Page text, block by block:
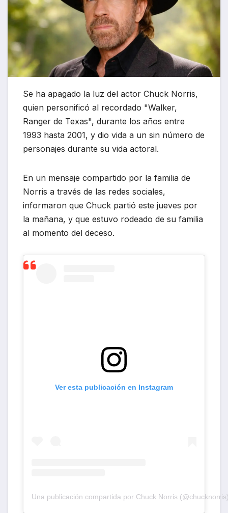
Se ha apagado la luz del actor Chuck Norris,
quien personificó al recordado "Walker,
Ranger de Texas", durante los años entre
1993 hasta 2001, y dio vida a un sin número de
personajes durante su vida actoral.
En un mensaje compartido por la familia de
Norris a través de las redes sociales,
informaron que Chuck partió este jueves por
la mañana, y que estuvo rodeado de su familia
al momento del deceso.
Ver esta publicación en Instagram
Una publicación compartida por Chuck Norris